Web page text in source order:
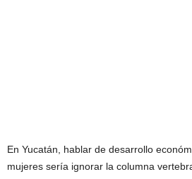
En Yucatán, hablar de desarrollo
mujeres sería ignorar la columna